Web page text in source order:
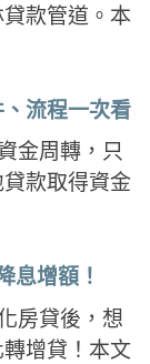
款管道。本
流程一次看
金周轉，只
款取得資金
息增額！
房貸後，想
增貸！本文